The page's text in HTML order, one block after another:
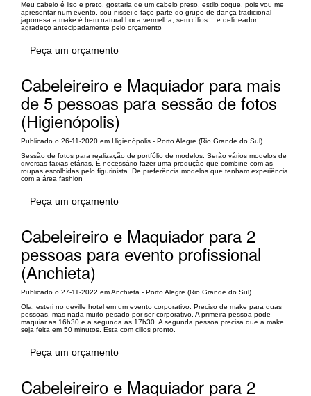
Meu cabelo é liso e preto, gostaria de um cabelo preso, estilo coque, pois vou me
apresentar num evento, sou nissei e faço parte do grupo de dança tradicional
japonesa a make é bem natural boca vermelha, sem cílios… e delineador…
agradeço antecipadamente pelo orçamento
Peça um orçamento
Cabeleireiro e Maquiador para mais
de 5 pessoas para sessão de fotos
(Higienópolis)
Publicado o 26-11-2020 em Higienópolis - Porto Alegre (Rio Grande do Sul)
Sessão de fotos para realização de portfólio de modelos. Serão vários modelos de
diversas faixas etárias. É necessário fazer uma produção que combine com as
roupas escolhidas pelo figurinista. De preferência modelos que tenham experiência
com a área fashion
Peça um orçamento
Cabeleireiro e Maquiador para 2
pessoas para evento profissional
(Anchieta)
Publicado o 27-11-2022 em Anchieta - Porto Alegre (Rio Grande do Sul)
Ola, esteri no deville hotel em um evento corporativo. Preciso de make para duas
pessoas, mas nada muito pesado por ser corporativo. A primeira pessoa pode
maquiar as 16h30 e a segunda as 17h30. A segunda pessoa precisa que a make
seja feita em 50 minutos. Esta com cilios pronto.
Peça um orçamento
Cabeleireiro e Maquiador para 2